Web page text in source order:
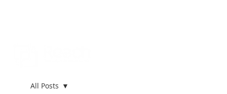
All Posts